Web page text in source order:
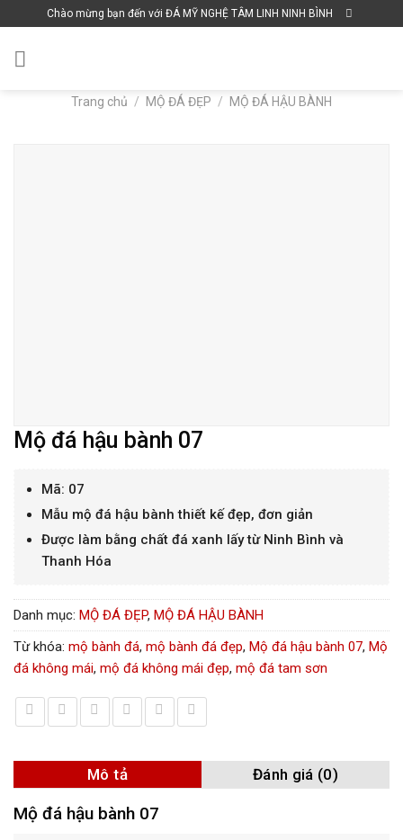
to
content
Chào mừng bạn đến với ĐÁ MỸ NGHỆ TÂM LINH NINH BÌNH
Trang chủ / MỘ ĐÁ ĐẸP / MỘ ĐÁ HẬU BÀNH
Mộ đá hậu bành 07
Mã: 07
Mẫu mộ đá hậu bành thiết kế đẹp, đơn giản
Được làm bằng chất đá xanh lấy từ Ninh Bình và
Thanh Hóa
Danh mục: MỘ ĐÁ ĐẸP, MỘ ĐÁ HẬU BÀNH
Từ khóa: mộ bành đá, mộ bành đá đẹp, Mộ đá hậu bành 07, Mộ
đá không mái, mộ đá không mái đẹp, mộ đá tam sơn
Mô tả Đánh giá (0)
Mộ đá hậu bành 07